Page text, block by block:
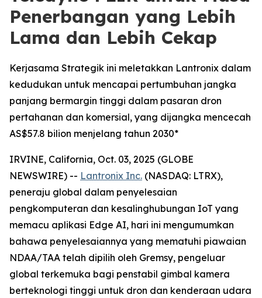
Penerbangan yang Lebih
Lama dan Lebih Cekap
Kerjasama Strategik ini meletakkan Lantronix dalam
kedudukan untuk mencapai pertumbuhan jangka
panjang bermargin tinggi dalam pasaran dron
pertahanan dan komersial, yang dijangka mencecah
AS$57.8 bilion menjelang tahun 2030*
IRVINE, California, Oct. 03, 2025 (GLOBE
NEWSWIRE) -- Lantronix Inc. (NASDAQ: LTRX),
peneraju global dalam penyelesaian
pengkomputeran dan kesalinghubungan IoT yang
memacu aplikasi Edge AI, hari ini mengumumkan
bahawa penyelesaiannya yang mematuhi piawaian
NDAA/TAA telah dipilih oleh Gremsy, pengeluar
global terkemuka bagi penstabil gimbal kamera
berteknologi tinggi untuk dron dan kenderaan udara